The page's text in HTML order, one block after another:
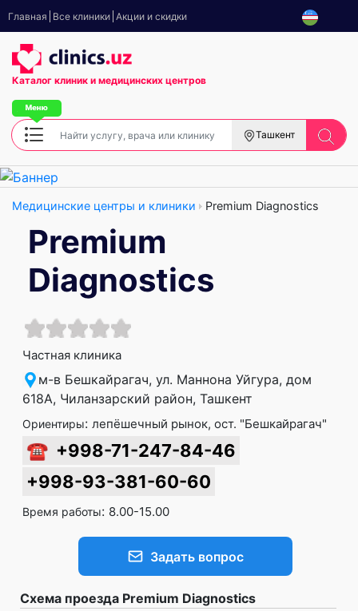
Главная Все клиники Акции и скидки
Каталог клиник и медицинских центров
Ташкент
Медицинские центры и клиники Premium Diagnostics
Premium
Diagnostics
Частная клиника
м-в Бешкайрагач, ул. Маннона Уйгура, дом
618А, Чиланзарский район, Ташкент
Ориентиры: лепёшечный рынок, ост. "Бешкайрагач"
☎ +998-71-247-84-46
+998-93-381-60-60
Время работы: 8.00-15.00
Задать вопрос
Схема проезда Premium Diagnostics